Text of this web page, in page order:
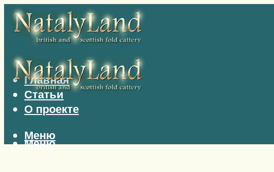
Главная
Статьи
О проекте
Меню
Меню